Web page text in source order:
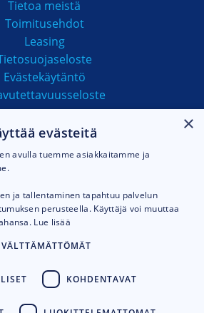
Tietoa meistä
Toimitusehdot
Leasing
Evästekäytäntö
MAKSUTAVAT
×
evästeitä
avulla tuemme asiakkaitamme ja
ja tallentaminen tapahtuu palvelun
perusteella. Käyttäjä voi muuttaa
Lue lisää
KOHDENTAVAT